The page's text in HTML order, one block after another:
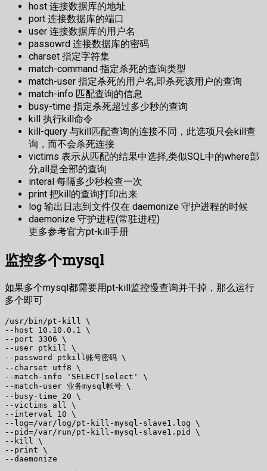
host 连接数据库的地址
port 连接数据库的端口
user 连接数据库的用户名
passowrd 连接数据库的密码
charset 指定字符集
match-command 指定杀死的查询类型
match-user 指定杀死的用户名,即杀死该用户的查询
match-info 匹配查询的信息
busy-time 指定杀死超过多少秒的查询
kill 执行kill命令
kill-query 与kill匹配查询的连接不同，此选项只会kill查
询，而不会杀死连接
victims 表示从匹配的结果中选择,类似SQL中的where部
分,all是全部的查询
interal 每隔多少秒检查一次
print 把kill的查询打印出来
log 输出日志到文件仅在 daemonize 守护进程的时候
daemonize 守护进程(常驻进程)
更多参考官方pt-kill手册
监控多个mysql
如果多个mysql都需要用pt-kill监控慢查询并干掉，那么运行
多个即可
/usr/bin/pt-kill \
--host 10.10.0.1 \
--port 3306 \
--user ptkill \
--password ptkill账号密码 \
--charset utf8 \
--match-info 'SELECT|select' \
--match-user 业务mysql帐号 \
--busy-time 20 \
--victims all \
--interval 10 \
--log=/var/log/pt-kill-mysql-slave1.log \
--pid=/var/run/pt-kill-mysql-slave1.pid \
--kill \
--print \
--daemonize